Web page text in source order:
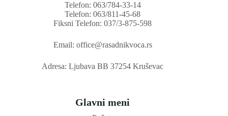
Telefon: 063/784-33-14
Telefon: 063/811-45-68
Fiksni Telefon: 037/3-875-598
Email: office@rasadnikvoca.rs
Adresa: Ljubava BB 37254 Kruševac
Glavni meni